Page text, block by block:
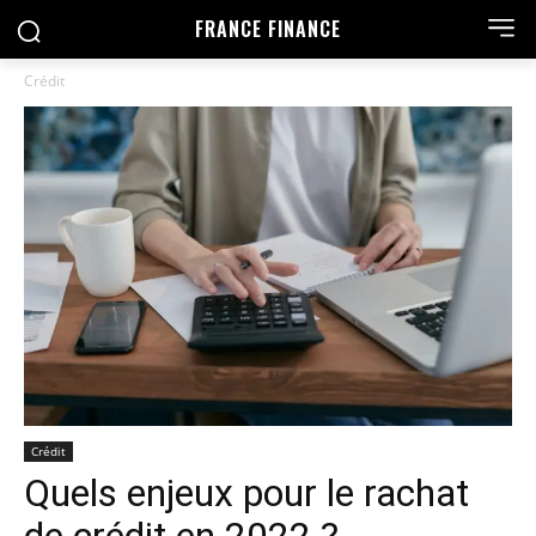
FRANCE FINANCE
Crédit
Crédit
Quels enjeux pour le rachat